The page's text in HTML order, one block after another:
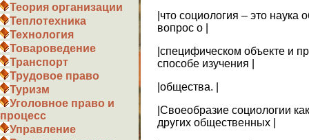
Теория организации
Теплотехника
Технология
Товароведение
Транспорт
Трудовое право
Туризм
Уголовное право и
процесс
Управление
|что социология – это
вопрос о |
|специфическом объекте и
способе изучения |
|общества. |
|Своеобразие социологии
других общественных |